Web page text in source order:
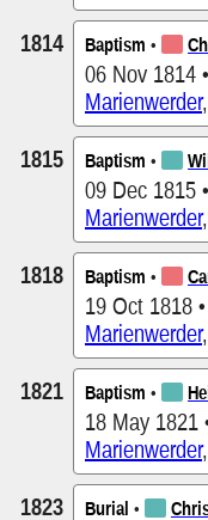
1814 Baptism •
06 Nov 1814 •
Marienwerder,
1815 Baptism •
09 Dec 1815 •
Marienwerder,
1818 Baptism •
19 Oct 1818 •
Marienwerder,
1821 Baptism •
18 May 1821
Marienwerder,
1823 Burial •